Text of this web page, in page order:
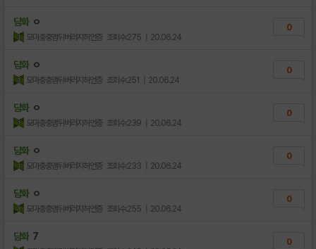
담화 ㅇ
모마충충앰뒤버러지허언증 조회수:275 | 20.06.24
0
담화 ㅇ
모마충충앰뒤버러지허언증 조회수:251 | 20.06.24
0
담화 ㅇ
모마충충앰뒤버러지허언증 조회수:239 | 20.06.24
0
담화 ㅇ
모마충충앰뒤버러지허언증 조회수:233 | 20.06.24
0
담화 ㅇ
모마충충앰뒤버러지허언증 조회수:255 | 20.06.24
0
담화 7 0